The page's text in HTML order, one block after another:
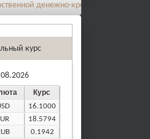
денежно-кредитной политики на
курс
Курс
16.1000
18.5794
0.1942